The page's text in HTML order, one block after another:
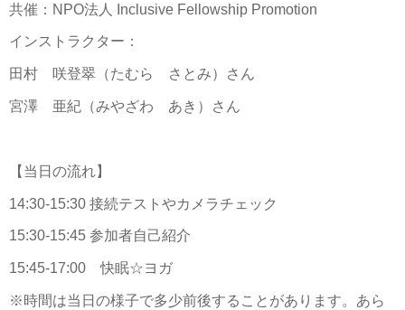
共催：NPO法人 Inclusive Fellowship Promotion
インストラクター：
田村 咲登翠（たむら さとみ）さん
宮澤 亜紀（みやざわ あき）さん
【当日の流れ】
14:30-15:30 接続テストやカメラチェック
15:30-15:45 参加者自己紹介
15:45-17:00 快眠☆ヨガ
※時間は当日の様子で多少前後することがあります。あら